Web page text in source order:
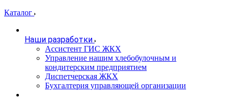
Каталог
Наши разработки
Ассистент ГИС ЖКХ
Управление нашим хлебобулочным и
кондитерским предприятием
Диспетчерская ЖКХ
Бухгалтерия управляющей организации